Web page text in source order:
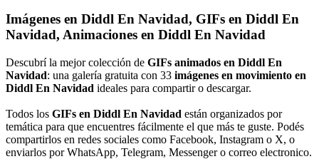
Imágenes en Diddl En Navidad, GIFs en Diddl En
Navidad, Animaciones en Diddl En Navidad
Descubrí la mejor colección de GIFs animados en Diddl En
Navidad: una galería gratuita con 33 imágenes en movimiento en
Diddl En Navidad ideales para compartir o descargar.
Todos los GIFs en Diddl En Navidad están organizados por
temática para que encuentres fácilmente el que más te guste. Podés
compartirlos en redes sociales como Facebook, Instagram o X, o
enviarlos por WhatsApp, Telegram, Messenger o correo electronico.